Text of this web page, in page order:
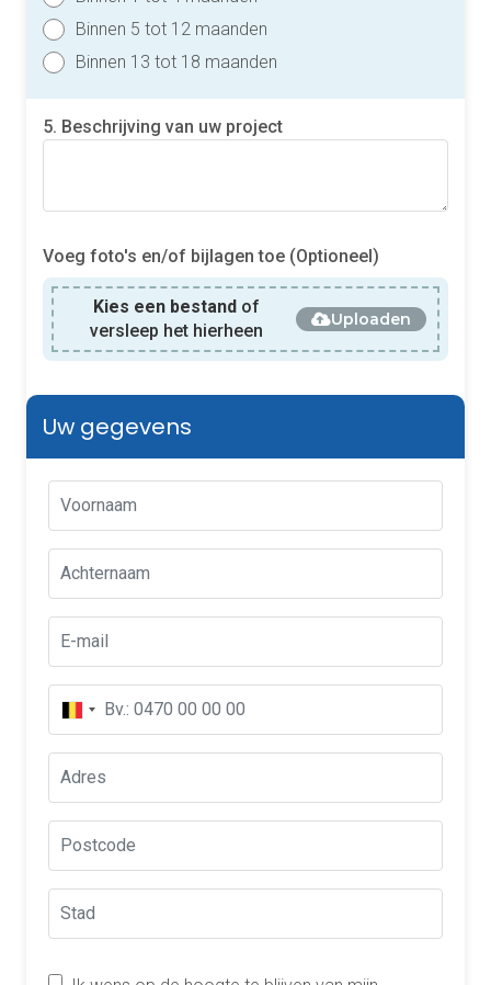
Binnen 5 tot 12 maanden
Binnen 13 tot 18 maanden
5. Beschrijving van uw project
Voeg foto's en/of bijlagen toe (Optioneel)
Kies een bestand of
versleep het hierheen
Uploaden
Uw gegevens